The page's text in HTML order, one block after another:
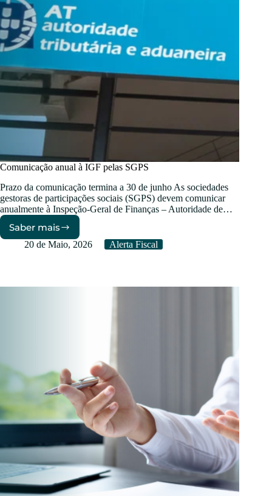
Comunicação anual à IGF pelas SGPS
Prazo da comunicação termina a 30 de junho As sociedades
gestoras de participações sociais (SGPS) devem comunicar
anualmente à Inspeção-Geral de Finanças – Autoridade de…
Saber maisComunicação
anual
SGPS
20 de Maio, 2026 Alerta Fiscal